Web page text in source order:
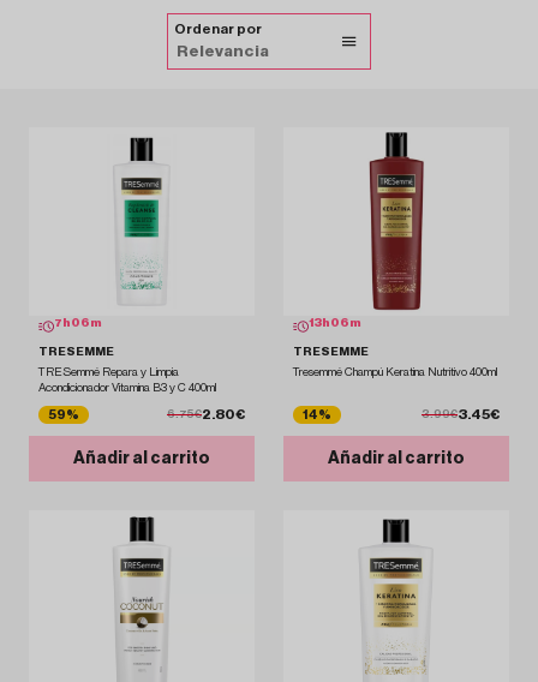
Ordenar por
7 h 06 m
TRESEMME
TRESemmé Repara y Limpia
Acondicionador Vitamina B3 y C 400ml
59% 6.75€2.80€
Añadir al carrito
13 h 06 m
TRESEMME
Tresemmé Champú Keratina Nutritivo 400ml
14% 3.99€3.45€
Añadir al carrito